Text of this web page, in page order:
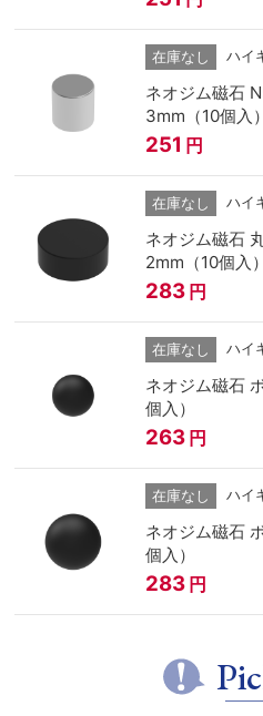
在庫なし ハイ
ネオジム磁石
3mm（10個入）
251 円
在庫なし ハイ
ネオジム磁石
2mm（10個入）
283 円
在庫なし ハイ
ネオジム磁石
個入）
263 円
在庫なし ハイ
ネオジム磁石
個入）
283 円